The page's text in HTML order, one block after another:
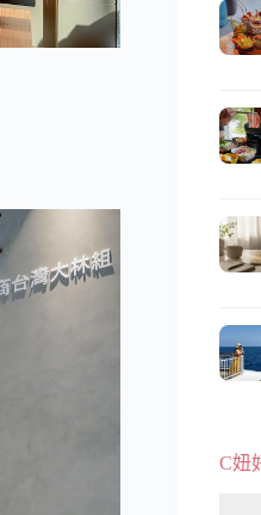
C妞